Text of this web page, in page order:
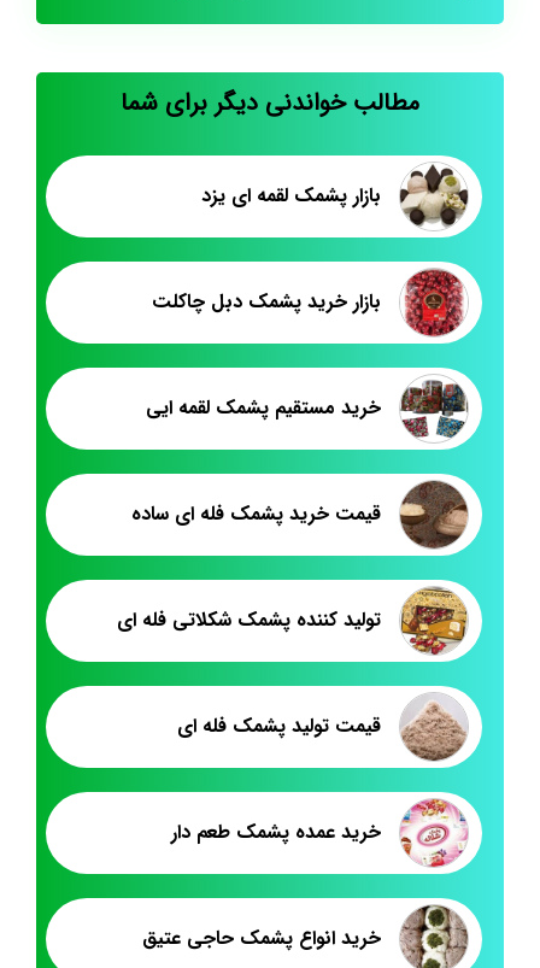
مطالب خواندنی دیگر برای شما
بازار پشمک لقمه ای یزد
بازار خرید پشمک دبل چاکلت
خرید مستقیم پشمک لقمه ایی
قیمت خرید پشمک فله ای ساده
تولید کننده پشمک شکلاتی فله ای
قیمت تولید پشمک فله ای
خرید عمده پشمک طعم دار
خرید انواع پشمک حاجی عتیق